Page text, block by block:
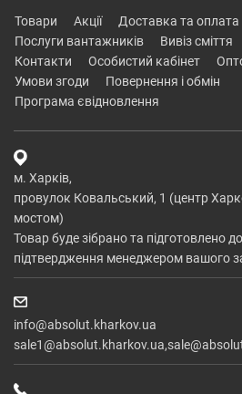
товари акції доставка та оплата
послуги вантажників
вивіз сміття
контакти
особистий кабінет
умови згоди
повернення і обмін
програма євідновлення
м. Харків,
провулок Ковальський, 1 (центр
мостом)
Товар буде зібрано та підготовлено
підтвердження менеджером вашого
info@absolut.kharkov.ua